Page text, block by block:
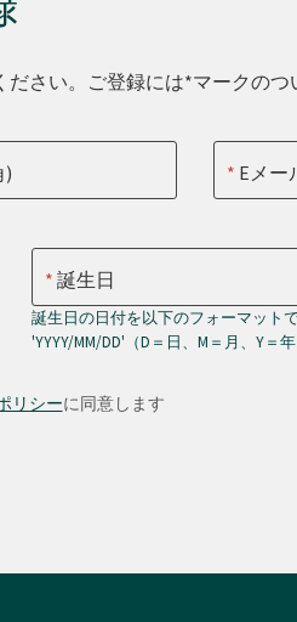
さい。ご登録には*マークのつ
) Eメー
誕生日
誕生日の日付を以下のフォーマット
'YYYY/MM/DD'（D＝日、M＝月、Y＝年
リシーに同意します